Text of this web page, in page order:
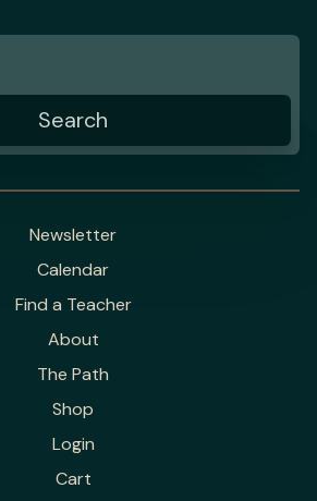
Newsletter
Calendar
Find a Teacher
About
The Path
Shop
Login
Cart